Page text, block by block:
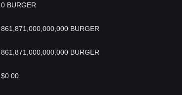
0 BURGER
861,871,000,000,000 BURGER
861,871,000,000,000 BURGER
$0.00